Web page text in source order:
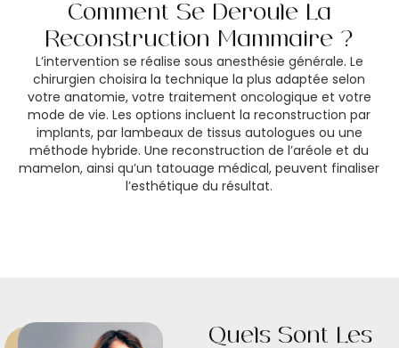
Comment Se Déroule La
Reconstruction Mammaire ?
L’intervention se réalise sous anesthésie générale. Le
chirurgien choisira la technique la plus adaptée selon
votre anatomie, votre traitement oncologique et votre
mode de vie. Les options incluent la reconstruction par
implants, par lambeaux de tissus autologues ou une
méthode hybride. Une reconstruction de l’aréole et du
mamelon, ainsi qu’un tatouage médical, peuvent finaliser
l’esthétique du résultat.
Quels Sont Les